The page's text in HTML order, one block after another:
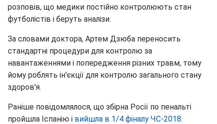
розповів, що медики постійно контролюють стан
футболістів і беруть аналізи.
За словами доктора, Артем Дзюба переносить
стандартні процедури для контролю за
навантаженнями і попередження різних травм, тому
йому роблять ін'єкції для контролю загального стану
здоров'я.
Раніше повідомлялося, що збірна Росії по пенальті
пройшла Іспанію і вийшла в 1/4 фіналу ЧС-2018.